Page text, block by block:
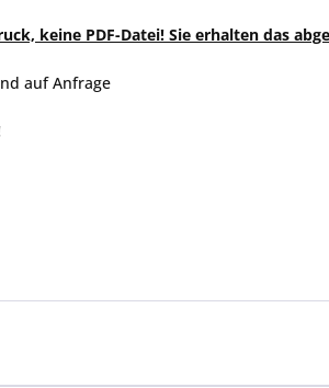
keine PDF-Datei! Sie erhalten das
auf Anfrage